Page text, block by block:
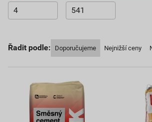
Řadit podle: Doporučujeme Nejnižší ceny